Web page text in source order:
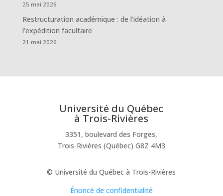
25 mai 2026
Restructuration académique : de l’idéation à
l’expédition facultaire
21 mai 2026
Université du Québec
à Trois-Rivières
3351, boulevard des Forges,
Trois-Rivières (Québec) G8Z 4M3
© Université du Québec à Trois-Rivières
Énoncé de confidentialité